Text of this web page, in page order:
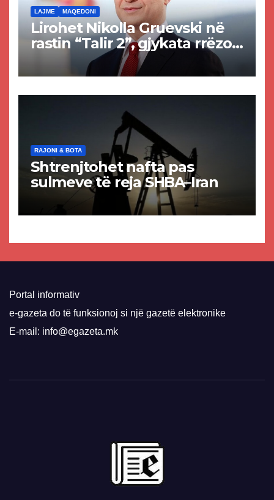
LAJME MAQEDONI
Lirohet Nikolla Gruevski në
rastin “Talir 2”, gjykata rrëzon
akuzat për ndërtimin e
paligjshëm të selisë së
RAJONI & BOTA
Shtrenjtohet nafta pas
sulmeve të reja SHBA–Iran
Portal informativ
e-gazeta do të funksionoj si një gazetë elektronike
E-mail: info@egazeta.mk